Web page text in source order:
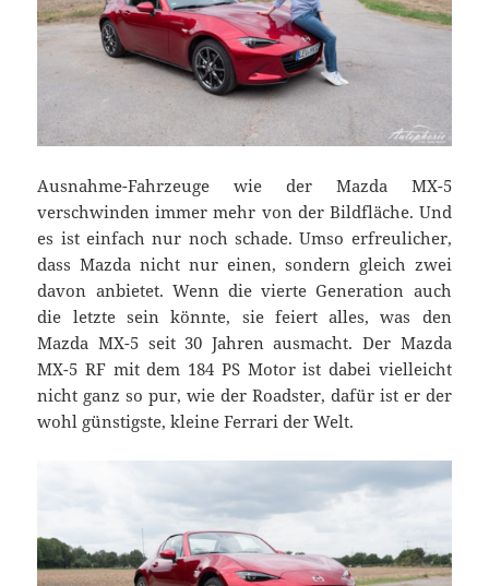
Ausnahme-Fahrzeuge wie der Mazda MX-5
verschwinden immer mehr von der Bildfläche. Und
es ist einfach nur noch schade. Umso erfreulicher,
dass Mazda nicht nur einen, sondern gleich zwei
davon anbietet. Wenn die vierte Generation auch
die letzte sein könnte, sie feiert alles, was den
Mazda MX-5 seit 30 Jahren ausmacht. Der Mazda
MX-5 RF mit dem 184 PS Motor ist dabei vielleicht
nicht ganz so pur, wie der Roadster, dafür ist er der
wohl günstigste, kleine Ferrari der Welt.